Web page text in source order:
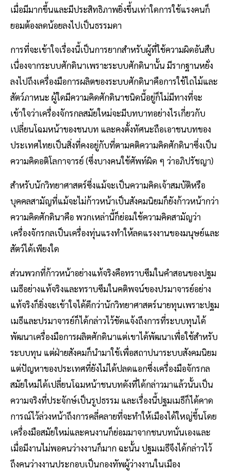
เมื่อมีมากขึ้นและมีประสิทธิภาพยิ่งขึ้นเท่าใดการใช้แรงคนก็
ยอมต้องลดน้อยลงไปเป็นธรรมดา
การที่จะเข้าใจเรื่องนี้เป็นการยากสําหรับผู้ที่ใช้ความผิดอันสืบ
เนื่องจากระบบศักดินาเพราะระบบศักดินานั้น มีรากฐานหยั่ง
ลงไปถึงเครื่องมือการผลิตของระบบศักดินาคือการใช้ไถไม้และ
สัตว์ภาหนะ ผู้ใดมีความคิดศักดินาชนิดนี้อยู่ก็ไม่มีทางที่จะ
เข้าใจว่าเครื่องจักรกลสมัยใหม่จะมีบทบาทอย่างไรเกี่ยวกับ
เปลี่ยนโฉมหน้าของชนบท และคงตั้งทัศนะถือเอาชนบทของ
ประเทศไทยเป็นสิ่งที่คงอยู่กับที่ตามคติความคิดศักดินาซึ่งเป็น
ความคิดอติโลกาจารย์ (ซึ่งบางคนใช้ศัพท์ผิด ๆ ว่าอภิปรัชญา)
สําหรับนักวิทยาศาสตร์ซึ่งแม้จะเป็นความคิดเจ้าสมบัติหรือ
บุคคลสามัญที่แม้จะไม่ก้าวหน้าเป็นสังคมนิยมก็ยังก้าวหน้ากว่า
ความคิดศักดินาคือ พวกเหล่านี้ก็ย่อมใช้ความคิดสามัญว่า
เครื่องจักรกลเป็นเครื่องทุ่นแรงทําให้ลดแรงงานของมนุษย์และ
สัตว์ได้เพียงใด
ส่วนพวกที่ก้าวหน้าอย่างแท้จริงคือทราบซึมในคําสอนของปฐม
เมธีอย่างแท้จริงและทราบซึมในคติพจน์ของปรมาจารย์อย่าง
แท้จริงก็ยิ่งจะเข้าใจได้ดีกว่านักวิทยาศาสตร์นายทุนเพราะปฐม
เมธีและปรมาจารย์ก็ได้กล่าวไว้ชัดแจ้งถึงการที่ระบบทุนได้
พัฒนาเครื่องมือการผลิตศักดินาแต่เขาได้พัฒนาเพื่อใช้สําหรับ
ระบบทุน แต่ฝ่ายสังคมก็นํามาใช้เพื่อสถาปนาระบบสังคมนิยม
แต่ปัญหาของประเทศที่ยังไม่ได้ปลดแอกซึ่งเครื่องมือจักรกล
สมัยใหม่ได้เปลี่ยนโฉมหน้าชนบทดังที่ได้กล่าวมาแล้วนั้นเป็น
ความจริงที่ประจักษ์เป็นรูปธรรม และเรื่องนี้ปฐมเมธีก็ได้คาด
การณ์ไว้ล่วงหน้าถึงการคลี่คลายที่จะทําให้เมืองได้ใหญ่ขึ้นโดย
เครื่องมือสมัยใหม่และคนงานก็ย่อมมาจากชนบทนั่นเองและ
เมื่อมีงานไม่พอคนว่างงานก็มาก ฉะนั้น ปฐมเมธีจึงได้กล่าวไว้
ถึงคนว่างงานประกอบเป็นกองทัพผู้ว่างงานในเมือง